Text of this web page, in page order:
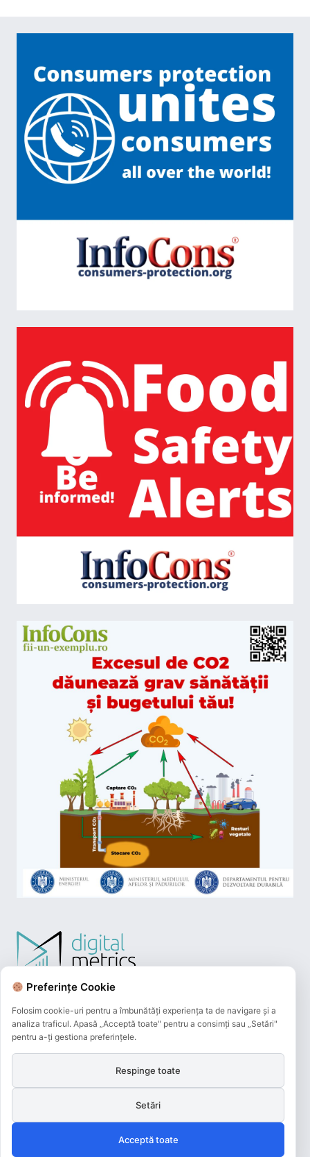
Plățile online efectuate pe acest site
sunt procesate de către Netopia Payments
și beneficiază de 3D-Secure.
Preferințe Cookie
Folosim cookie-uri pentru a îmbunătăți experiența ta de navigare și a
analiza traficul. Apasă „Acceptă toate" pentru a consimți sau „Setări"
pentru a-ți gestiona preferințele.
Respinge toate
Setări
Acceptă toate